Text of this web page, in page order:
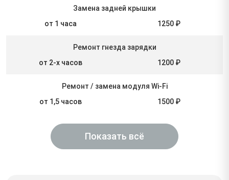
Замена задней крышки
от 1 часа
1250 ₽
Ремонт гнезда зарядки
от 2-х часов
1200 ₽
Ремонт / замена модуля Wi-Fi
от 1,5 часов
1500 ₽
Показать всё